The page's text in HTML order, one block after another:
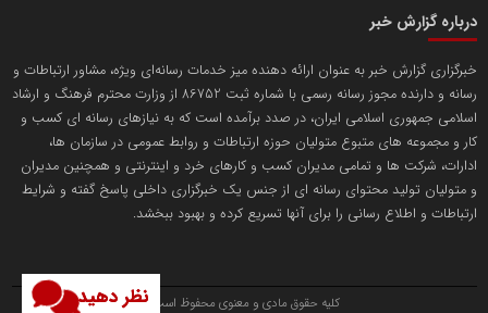
نظر دهید
پایگاه اطلاع رسانی دریا و نفت
تریبون
انتشار گسترده محتوا در رسانه گزارش خبر
محمدعلی کرمعلی
درباره گزارش خبر
خبرگزاری گزارش خبر به عنوان ارائه دهنده میز خدمات رسانه‌ای ویژه، مشاور ارتباطات و
رسانه و دارنده مجوز رسانه رسمی با شماره ثبت 86752 از وزارت محترم فرهنگ و ارشاد
اسلامی جمهوری اسلامی ایران، در صدد برآمده است که به نیازهای رسانه ای کسب و
کار و مجموعه های متبوع متولیان حوزه ارتباطات و روابط عمومی در سازمان ها،
ادارات، شرکت ها و تمامی مدیران کسب و کارهای خرد و اینترنتی و همچنین مدیران
و متولیان تولید محتوای رسانه ای از جنس یک خبرگزاری داخلی پاسخ گفته و شرایط
ارتباطات و اطلاع رسانی را برای آنها تسریع کرده و بهبود ببخشد.
کلیه حقوق مادی و معنوی محفوظ است.